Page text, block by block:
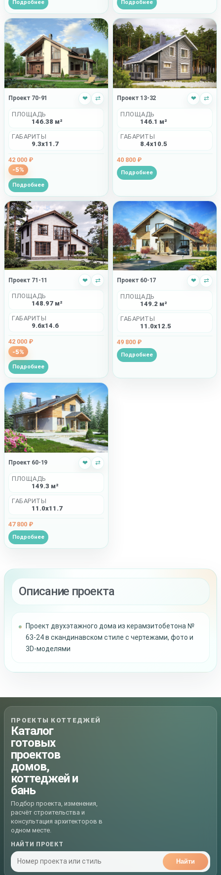
Подробнее Подробнее
Проект 70-91 ❤ ⇄
ПЛОЩАДЬ
146.38 м²
ГАБАРИТЫ
9.3x11.7
42 000 ₽
-5%
Подробнее
Проект 13-32 ❤ ⇄
ПЛОЩАДЬ
146.1 м²
ГАБАРИТЫ
8.4x10.5
40 800 ₽
Подробнее
Проект 71-11 ❤ ⇄
ПЛОЩАДЬ
148.97 м²
ГАБАРИТЫ
9.6x14.6
42 000 ₽
-5%
Подробнее
Проект 60-17 ❤ ⇄
ПЛОЩАДЬ
149.2 м²
ГАБАРИТЫ
11.0x12.5
49 800 ₽
Подробнее
Проект 60-19 ❤ ⇄
ПЛОЩАДЬ
149.3 м²
ГАБАРИТЫ
11.0x11.7
47 800 ₽
Подробнее
Описание проекта
Проект двухэтажного дома из керамзитобетона №
63-24 в скандинавском стиле с чертежами, фото и
3D-моделями
ПРОЕКТЫ КОТТЕДЖЕЙ
Каталог
готовых
проектов
домов,
коттеджей и
бань
Подбор проекта, изменения,
расчёт строительства и
консультация архитекторов в
одном месте.
НАЙТИ ПРОЕКТ
Найти